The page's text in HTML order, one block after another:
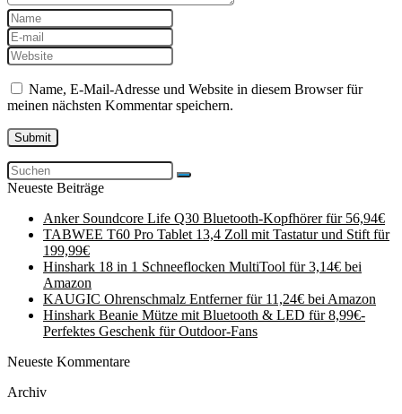
Name, E-Mail-Adresse und Website in diesem Browser für
meinen nächsten Kommentar speichern.
Neueste Beiträge
Anker Soundcore Life Q30 Bluetooth-Kopfhörer für 56,94€
TABWEE T60 Pro Tablet 13,4 Zoll mit Tastatur und Stift für
199,99€
Hinshark 18 in 1 Schneeflocken MultiTool für 3,14€ bei
Amazon
KAUGIC Ohrenschmalz Entferner für 11,24€ bei Amazon
Hinshark Beanie Mütze mit Bluetooth & LED für 8,99€-
Perfektes Geschenk für Outdoor-Fans
Neueste Kommentare
Archiv